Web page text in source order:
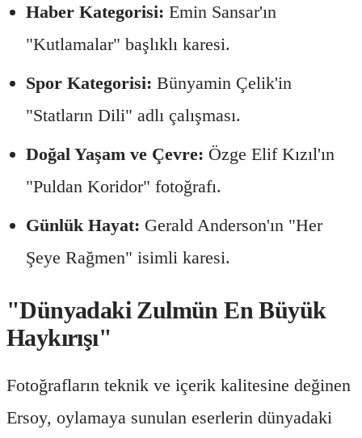
Haber Kategorisi: Emin Sansar'ın
"Kutlamalar" başlıklı karesi.
Spor Kategorisi: Bünyamin Çelik'in
"Statların Dili" adlı çalışması.
Doğal Yaşam ve Çevre: Özge Elif Kızıl'ın
"Puldan Koridor" fotoğrafı.
Günlük Hayat: Gerald Anderson'ın "Her
Şeye Rağmen" isimli karesi.
"Dünyadaki Zulmün En Büyük
Haykırışı"
Fotoğrafların teknik ve içerik kalitesine değinen
Ersoy, oylamaya sunulan eserlerin dünyadaki